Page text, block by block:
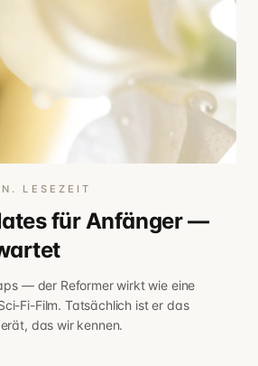
LESEZEIT
für Anfänger —
— der Reformer wirkt wie eine
Fi-Film. Tatsächlich ist er das
das wir kennen.